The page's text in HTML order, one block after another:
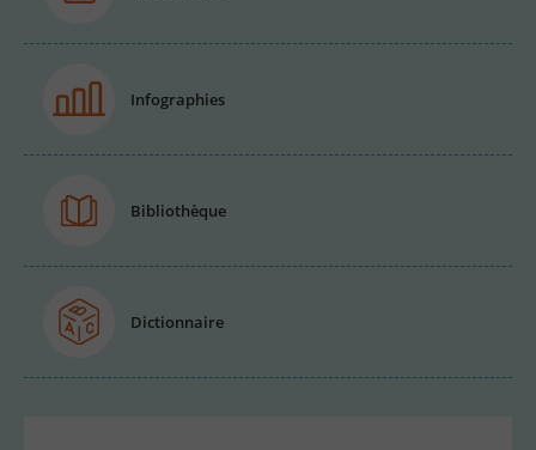
Infographies
Bibliothèque
Dictionnaire